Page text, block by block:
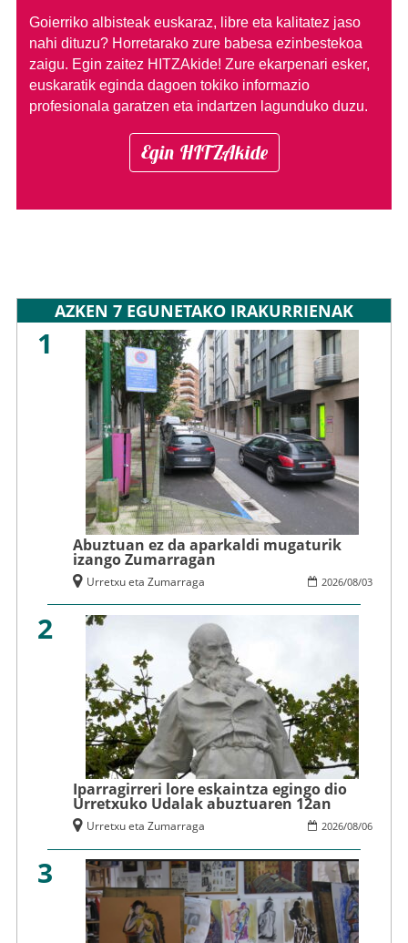
Goierriko albisteak euskaraz, libre eta kalitatez jaso
nahi dituzu? Horretarako zure babesa ezinbestekoa
zaigu. Egin zaitez HITZAkide! Zure ekarpenari esker,
euskaratik eginda dagoen tokiko informazio
profesionala garatzen eta indartzen lagunduko duzu.
Egin HITZAkide
AZKEN 7 EGUNETAKO IRAKURRIENAK
1
Abuztuan ez da aparkaldi mugaturik
izango Zumarragan
2026/08/03
Urretxu eta Zumarraga
2
Iparragirreri lore eskaintza egingo dio
Urretxuko Udalak abuztuaren 12an
2026/08/06
Urretxu eta Zumarraga
3